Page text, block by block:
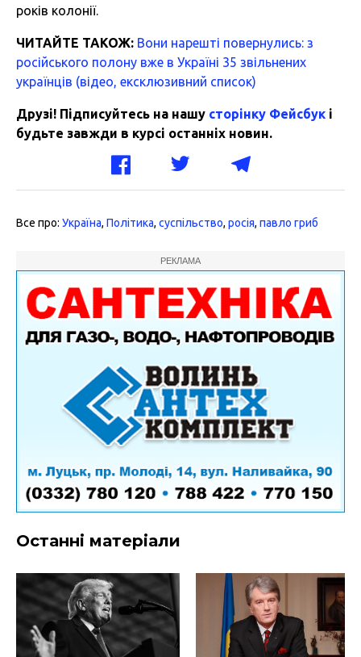
років колонії.
ЧИТАЙТЕ ТАКОЖ: Вони нарешті повернулись: з
російського полону вже в Україні 35 звільнених
українців (відео, ексклюзивний список)
Друзі! Підписуйтесь на нашу сторінку Фейсбук і
будьте завжди в курсі останніх новин.
Все про: Україна, Політика, суспільство, росія, павло гриб
РЕКЛАМА
Останні матеріали